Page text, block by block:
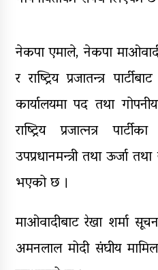
डिभिजन
घरमाथि
मृत्यु, दुई
नेकपा एमाले, नेकपा माओवादी
र राष्ट्रिय प्रजातन्त्र
कार्यालयमा पद तथा
राष्ट्रिय प्रजात्नत्र
उपप्रधानमन्त्री तथा ऊर्जा
भएको छ ।
माओवादीबाट रेखा शर्मा
अमनलाल मोदी संघीय